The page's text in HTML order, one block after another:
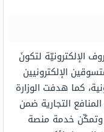
الإلكترونيّة لتكونَ
الإلكترونيين
كما هدفت الوزارة
التجارية ضمن
وتمكّن خدمة منصة